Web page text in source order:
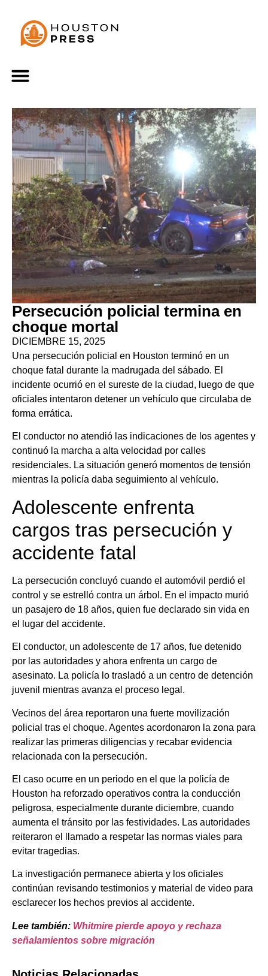
Persecución policial termina en
choque mortal
DICIEMBRE 15, 2025
Una persecución policial en Houston terminó en un
choque fatal durante la madrugada del sábado. El
incidente ocurrió en el sureste de la ciudad, luego de que
oficiales intentaron detener un vehículo que circulaba de
forma errática.
El conductor no atendió las indicaciones de los agentes y
continuó la marcha a alta velocidad por calles
residenciales. La situación generó momentos de tensión
mientras la policía daba seguimiento al vehículo.
Adolescente enfrenta
cargos tras persecución y
accidente fatal
La persecución concluyó cuando el automóvil perdió el
control y se estrelló contra un árbol. En el impacto murió
un pasajero de 18 años, quien fue declarado sin vida en
el lugar del accidente.
El conductor, un adolescente de 17 años, fue detenido
por las autoridades y ahora enfrenta un cargo de
asesinato. La policía lo trasladó a un centro de detención
juvenil mientras avanza el proceso legal.
Vecinos del área reportaron una fuerte movilización
policial tras el choque. Agentes acordonaron la zona para
realizar las primeras diligencias y recabar evidencia
relacionada con la persecución.
El caso ocurre en un periodo en el que la policía de
Houston ha reforzado operativos contra la conducción
peligrosa, especialmente durante diciembre, cuando
aumenta el tránsito por las festividades. Las autoridades
reiteraron el llamado a respetar las normas viales para
evitar tragedias.
La investigación permanece abierta y los oficiales
continúan revisando testimonios y material de video para
esclarecer los hechos previos al accidente.
Lee también: Whitmire pierde apoyo y rechaza
señalamientos sobre migración